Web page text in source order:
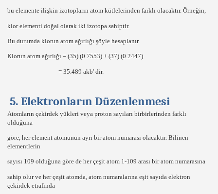
bu elemente ilişkin izotopların atom kütlelerinden farklı olacaktır. Örneğin,
klor elementi doğal olarak iki izotopa sahiptir.
Bu durumda klorun atom ağırlığı şöyle hesaplanır.
Klorun atom ağırlığı = (35) (0.7553) + (37) (0.2447)
= 35.489 akb' dir.
5. Elektronların Düzenlenmesi
Atomların çekirdek yükleri veya proton sayıları birbirlerinden farklı
olduğuna
göre, her element atomunun ayrı bir atom numarası olacaktır. Bilinen
elementlerin
sayısı 109 olduğuna göre de her çeşit atom 1-109 arası bir atom numarasına
sahip olur ve her çeşit atomda, atom numaralarına eşit sayıda elektron
çekirdek etrafında